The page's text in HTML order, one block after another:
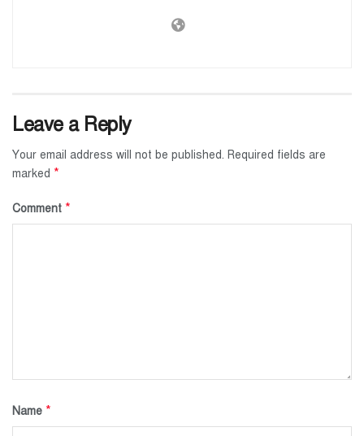
Leave a Reply
Your email address will not be published. Required fields are
marked *
Comment *
Name *